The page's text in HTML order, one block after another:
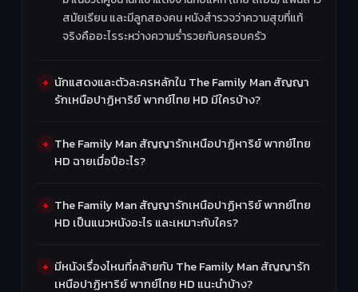
สมัยเรียน และมีลูกสองคน หนังสำรวจว่าความสุขที่แท้
จริงคืออะไรระหว่างความร่ำรวยกับครอบครัว
นักแสดงและตัวละครหลักใน The Family Man สัญญา
รักเหนือปาฏิหาริย์ พากย์ไทย HD มีใครบ้าง?
The Family Man สัญญารักเหนือปาฏิหาริย์ พากย์ไทย
HD ฉายเมื่อปีอะไร?
The Family Man สัญญารักเหนือปาฏิหาริย์ พากย์ไทย
HD เป็นแนวหนังอะไร และเหมาะกับใคร?
มีหนังเรื่องไหนที่คล้ายกับ The Family Man สัญญารัก
เหนือปาฏิหาริย์ พากย์ไทย HD แนะนำบ้าง?